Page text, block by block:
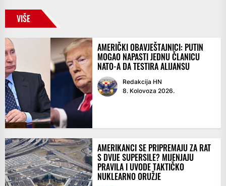
VIŠE
AMERIČKI OBAVJEŠTAJNICI: PUTIN
MOGAO NAPASTI JEDNU ČLANICU
NATO-A DA TESTIRA ALIJANSU
Redakcija HN
8. Kolovoza 2026.
AMERIKANCI SE PRIPREMAJU ZA RAT
S DVIJE SUPERSILE? MIJENJAJU
PRAVILA I UVODE TAKTIČKO
NUKLEARNO ORUŽJE